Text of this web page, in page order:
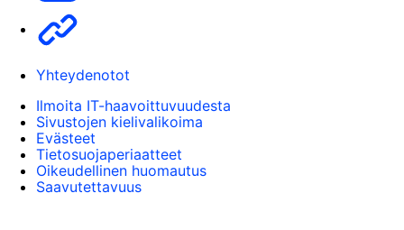
Yhteydenotot
Ilmoita IT-haavoittuvuudesta
Sivustojen kielivalikoima
Evästeet
Tietosuojaperiaatteet
Oikeudellinen huomautus
Saavutettavuus